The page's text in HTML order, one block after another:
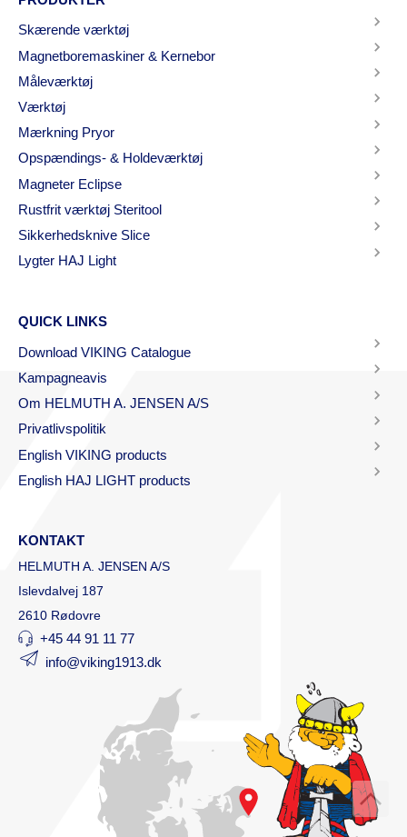
Skærende værktøj
Magnetboremaskiner & Kernebor
Måleværktøj
Værktøj
Mærkning Pryor
Opspændings- & Holdeværktøj
Magneter Eclipse
Rustfrit værktøj Steritool
Sikkerhedsknive Slice
Lygter HAJ Light
QUICK LINKS
Download VIKING Catalogue
Kampagneavis
Om HELMUTH A. JENSEN A/S
Privatlivspolitik
English VIKING products
English HAJ LIGHT products
KONTAKT
HELMUTH A. JENSEN A/S
Islevdalvej 187
2610 Rødovre
+45 44 91 11 77
info@viking1913.dk